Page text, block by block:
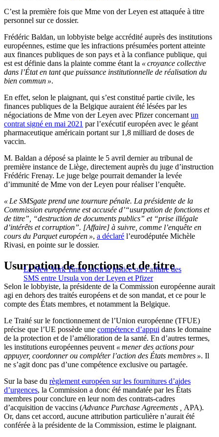
C’est la première fois que Mme von der Leyen est attaquée à titre
personnel sur ce dossier.
Frédéric Baldan, un lobbyiste belge accrédité auprès des institutions
européennes, estime que les infractions présumées portent atteinte
aux finances publiques de son pays et à la confiance publique, qui
est est définie dans la plainte comme étant la « croyance collective
dans l’État en tant que puissance institutionnelle de réalisation du
bien commun ».
En effet, selon le plaignant, qui s’est constitué partie civile, les
finances publiques de la Belgique auraient été lésées par les
négociations de Mme von der Leyen avec Pfizer concernant un
contrat signé en mai 2021 par l’exécutif européen avec le géant
pharmaceutique américain portant sur 1,8 milliard de doses de
vaccin.
M. Baldan a déposé sa plainte le 5 avril dernier au tribunal de
première instance de Liège, directement auprès du juge d’instruction
Frédéric Frenay. Le juge belge pourrait demander la levée
d’immunité de Mme von der Leyen pour réaliser l’enquête.
« Le SMSgate prend une tournure pénale. La présidente de la
Commission européenne est accusée d’“usurpation de fonctions et
de titre”, “destruction de documents publics” et “prise illégale
d’intérêts et corruption”. [Affaire] à suivre, comme l’enquête en
cours du Parquet européen », a déclaré l’eurodéputée Michèle
Rivasi, en pointe sur le dossier.
Le New York Times saisit la justice sur l’affaire des
SMS entre Ursula von der Leyen et Pfizer
Usurpation de fonctions et de titre
Selon le lobbyiste, la présidente de la Commission européenne aurait
agi en dehors des traités européens et de son mandat, et ce pour le
compte des États membres, et notamment la Belgique.
Le Traité sur le fonctionnement de l’Union européenne (TFUE)
précise que l’UE possède une compétence d’appui dans le domaine
de la protection et de l’amélioration de la santé. En d’autres termes,
les institutions européennes peuvent « mener des actions pour
appuyer, coordonner ou compléter l’action des États membres ». Il
ne s’agit donc pas d’une compétence exclusive ou partagée.
Sur la base du règlement européen sur les fournitures d’aides
d’urgences, la Commission a donc été mandatée par les États
membres pour conclure en leur nom des contrats-cadres
d’acquisition de vaccins (Advance Purchase Agreements , APA).
Or, dans cet accord, aucune attribution particulière n’aurait été
conférée à la présidente de la Commission, estime le plaignant.